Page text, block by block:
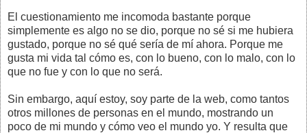
El cuestionamiento me incomoda bastante porque
simplemente es algo no se dio, porque no sé si me hubiera
gustado, porque no sé qué sería de mí ahora. Porque me
gusta mi vida tal cómo es, con lo bueno, con lo malo, con lo
que no fue y con lo que no será.
Sin embargo, aquí estoy, soy parte de la web, como tantos
otros millones de personas en el mundo, mostrando un
poco de mi mundo y cómo veo el mundo yo. Y resulta que